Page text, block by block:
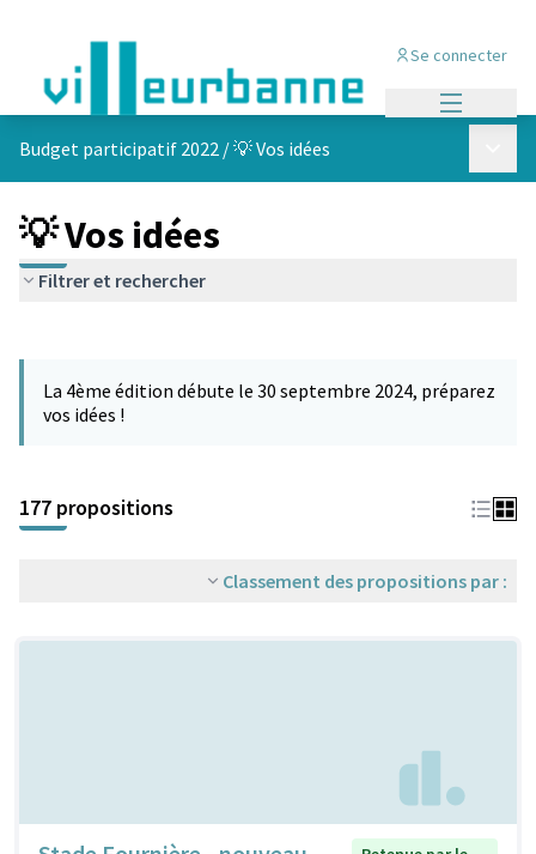
Se connecter
Budget participatif 2022 /💡 Vos idées
💡 Vos idées
Filtrer et rechercher
−
La 4ème édition débute le 30 septembre 2024, préparez
vos idées !
177 propositions
Classement des propositions par :